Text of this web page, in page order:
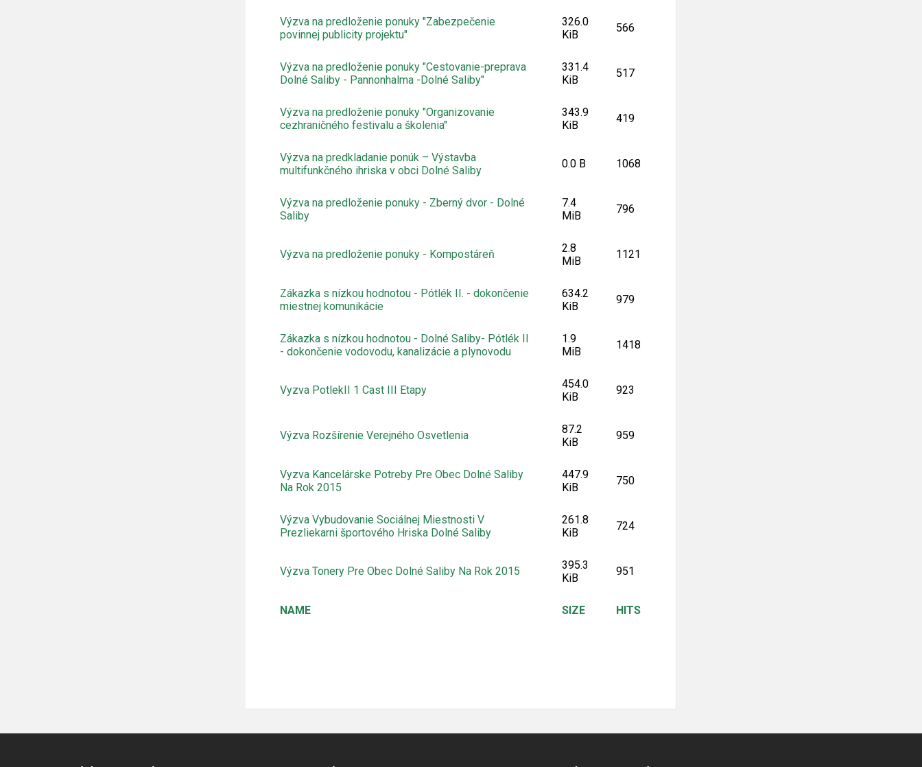
NAME SIZE HITS
Výzva na predloženie ponuky "Zabezpečenie
povinnej publicity projektu"
326.0
KiB
566
Výzva na predloženie ponuky "Cestovanie-preprava
Dolné Saliby - Pannonhalma -Dolné Saliby"
331.4
KiB
517
Výzva na predloženie ponuky "Organizovanie
cezhraničného festivalu a školenia"
343.9
KiB
419
Výzva na predkladanie ponúk – Výstavba
multifunkčného ihriska v obci Dolné Saliby
0.0 B 1068
Výzva na predloženie ponuky - Zberný dvor - Dolné
Saliby
7.4
MiB
796
Výzva na predloženie ponuky - Kompostáreň
2.8
MiB
1121
Zákazka s nízkou hodnotou - Pótlék II. - dokončenie
miestnej komunikácie
634.2
KiB
979
Zákazka s nízkou hodnotou - Dolné Saliby- Pótlék II
- dokončenie vodovodu, kanalizácie a plynovodu
1.9
MiB
1418
Vyzva PotlekII 1 Cast III Etapy
454.0
KiB
923
Výzva Rozšírenie Verejného Osvetlenia
87.2
KiB
959
Vyzva Kancelárske Potreby Pre Obec Dolné Saliby
Na Rok 2015
447.9
KiB
750
Výzva Vybudovanie Sociálnej Miestnosti V
Prezliekarni športového Hriska Dolné Saliby
261.8
KiB
724
Výzva Tonery Pre Obec Dolné Saliby Na Rok 2015
395.3
KiB
951